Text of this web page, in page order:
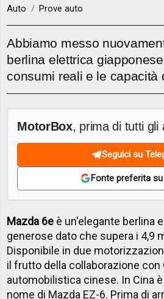
Auto Prove auto
Abbiamo messo
berlina elettrica
consumi reali e le capacità
MotorBox, prima di tutti gli
Seguici su
Fonte preferita
Mazda 6e è un'elegante berlina
generose dato che supera i 4,9
Disponibile in due
il frutto della collaborazione con
automobilistica cinese. In Cina
nome di Mazda EZ-6. Prima di